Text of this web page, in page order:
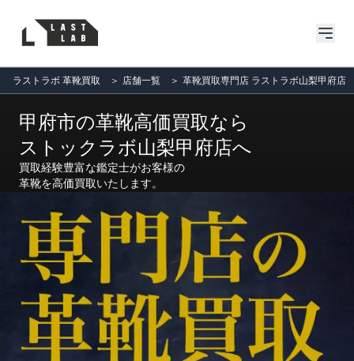
ラストラボ 革靴買取 ＞ 店舗一覧 ＞ 革靴買取専門店 ラストラボ山梨甲府店
甲府市の革靴高価買取なら
ストックラボ山梨甲府店へ
買取経験豊富な鑑定士がお客様の
革靴を高価買取いたします。